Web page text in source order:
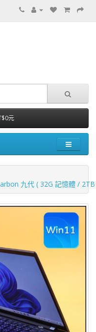
元
九代 ( 32G 記憶體 /